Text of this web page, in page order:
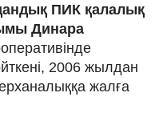
ПИК қалалық
Динара
2006 жылдан
жалға